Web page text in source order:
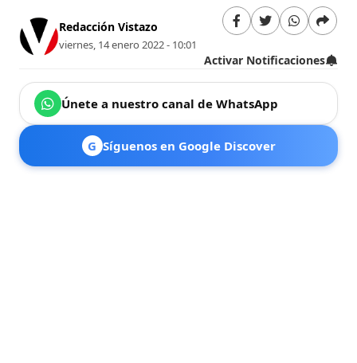
Redacción Vistazo
viernes, 14 enero 2022 - 10:01
Activar Notificaciones
Únete a nuestro canal de WhatsApp
G Síguenos en Google Discover